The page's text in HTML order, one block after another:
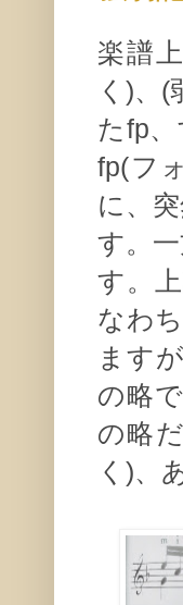
楽譜
く)、
たfp
fp(フ
に、
す。
す。
なわ
ます
の略
の略
く)、